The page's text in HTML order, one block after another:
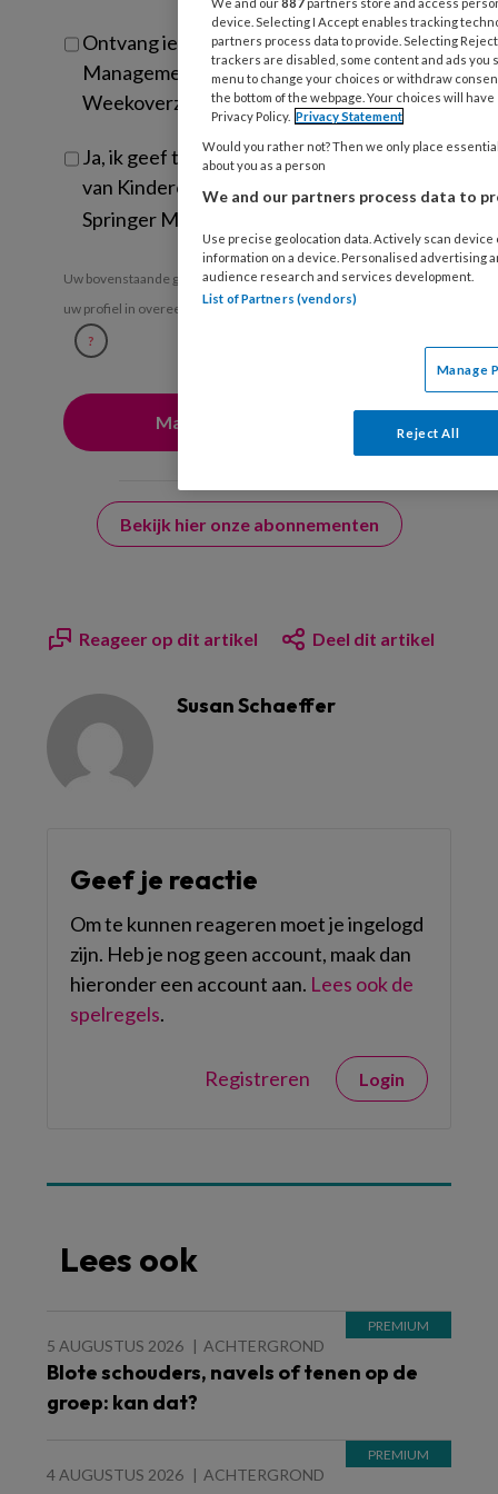
Ontvang iedere zondag het
Management Kinderopvang
Weekoverzicht
Ja, ik geef toestemming voor e-mails
van KinderopvangTotaal en
Springer Media B.V.
Uw bovenstaande gegevens kunnen worden toegevoegd aan
uw profiel in overeenstemming met onsprivacy statement
?
Bekijk hier onze abonnementen
Reageer op dit artikel Deel dit artikel
Susan Schaeffer
Geef je reactie
Om te kunnen reageren moet je ingelogd
zijn. Heb je nog geen account, maak dan
hieronder een account aan. Lees ook de
spelregels.
Registreren Login
Lees ook
5 AUGUSTUS 2026 ACHTERGROND
Blote schouders, navels of tenen op de
groep: kan dat?
4 AUGUSTUS 2026 ACHTERGROND
We and our887 partners store and access
device. Selecting I Accept enables tracking
partners process data to provide. Selecting
trackers are disabled, some content and ads you
menu to change your choices or withdraw
the bottom of the webpage. Your choices will
Privacy Policy. Privacy Statement
Would you rather not? Then we only place
about you as a person
We and our partners process data to
Use precise geolocation data. Actively scan
information on a device. Personalised advertising
audience research and services development.
List of Partners (vendors)
Manage
Reject All